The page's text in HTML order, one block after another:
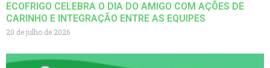
ECOFRIGO CELEBRA O DIA DO AMIGO COM AÇÕES DE
CARINHO E INTEGRAÇÃO ENTRE AS EQUIPES
20 de julho de 2026